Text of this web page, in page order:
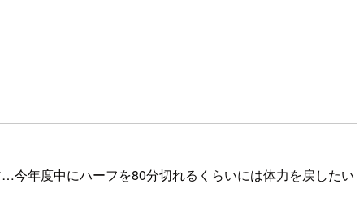
今年度中にハーフを80分切れるくらいには体力を戻したい